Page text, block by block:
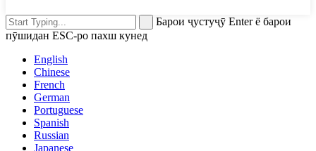
Барои ҷустуҷӯ Enter ё барои
пӯшидан ESC-ро пахш кунед
English
Chinese
French
German
Portuguese
Spanish
Russian
Japanese